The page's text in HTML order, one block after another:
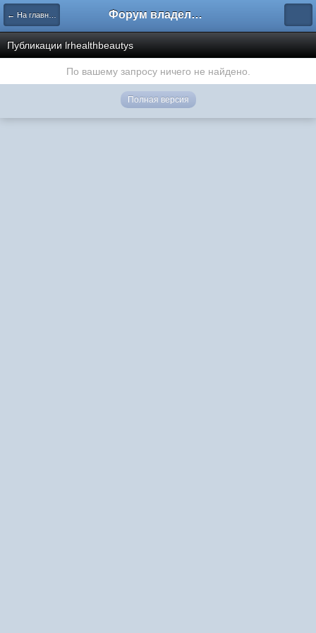
← На главную Форум владельцев интернет-магазинов
Публикации lrhealthbeautys
По вашему запросу ничего не найдено.
Полная версия